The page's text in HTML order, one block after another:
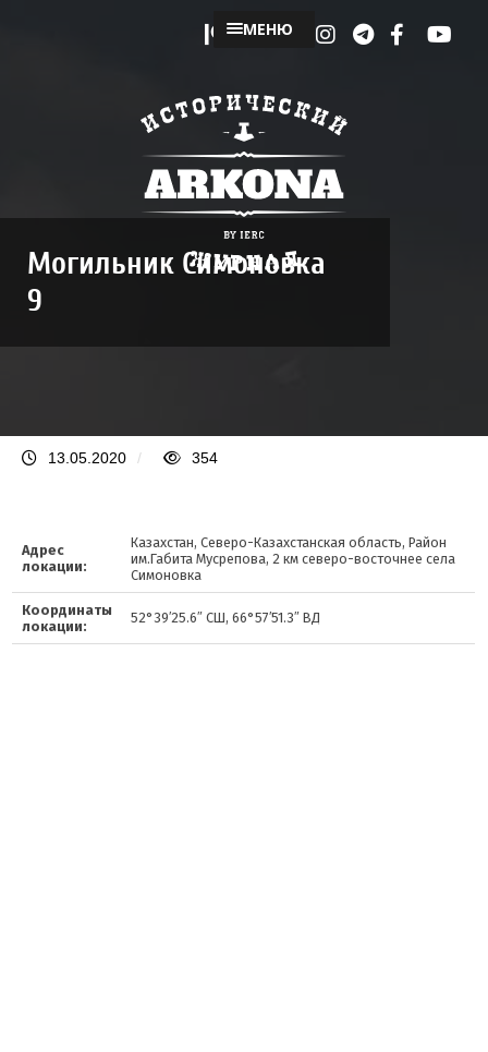
МЕНЮ
Могильник Симоновка
9
13.05.2020 / 354
Адрес
локации:
Казахстан, Северо-Казахстанская область, Район
им.Габита Мусрепова, 2 км северо-восточнее села
Симоновка
Координаты
локации:
52°39′25.6″ СШ, 66°57′51.3″ ВД